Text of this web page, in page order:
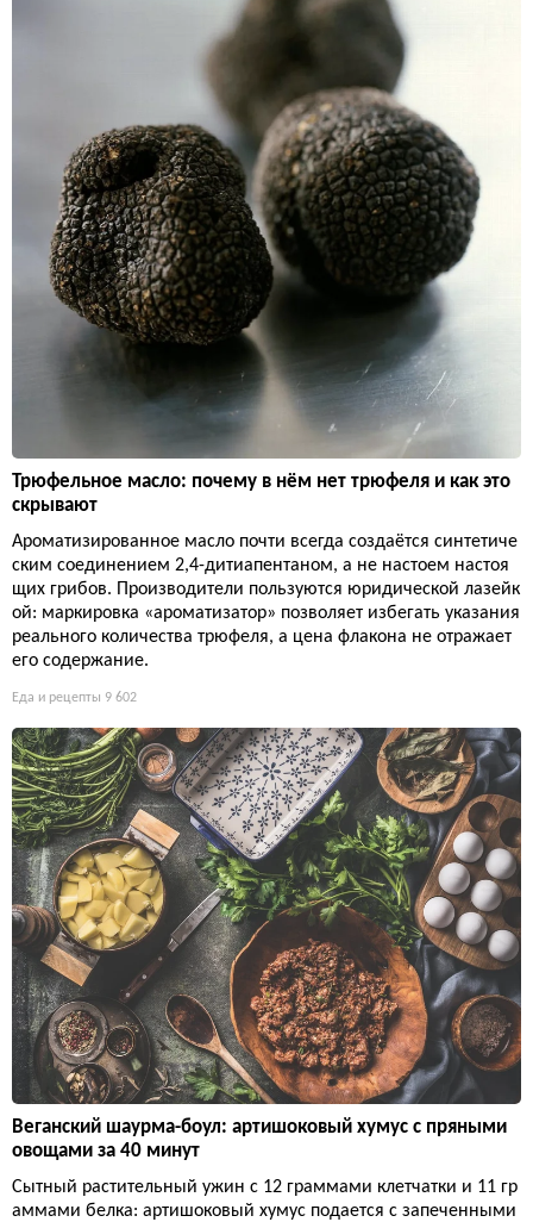
Трюфельное масло: почему в нём нет трюфеля и как это
скрывают
Ароматизированное масло почти всегда создаётся синтетиче
ским соединением 2,4-дитиапентаном, а не настоем настоя
щих грибов. Производители пользуются юридической лазейк
ой: маркировка «ароматизатор» позволяет избегать указания
реального количества трюфеля, а цена флакона не отражает
его содержание.
Еда и рецепты 9 602
Веганский шаурма-боул: артишоковый хумус с пряными
овощами за 40 минут
Сытный растительный ужин с 12 граммами клетчатки и 11 гр
аммами белка: артишоковый хумус подается с запеченными